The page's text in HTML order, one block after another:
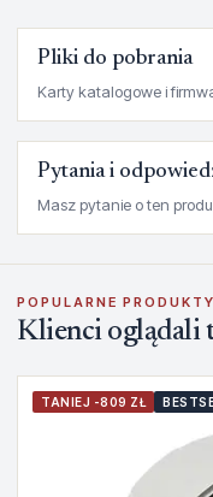
Pliki do pobrania
Karty katalogowe i
Pytania i
Masz pytanie o ten
POPULARNE PRODUKTY
Klienci oglądali
TANIEJ -809 ZŁ